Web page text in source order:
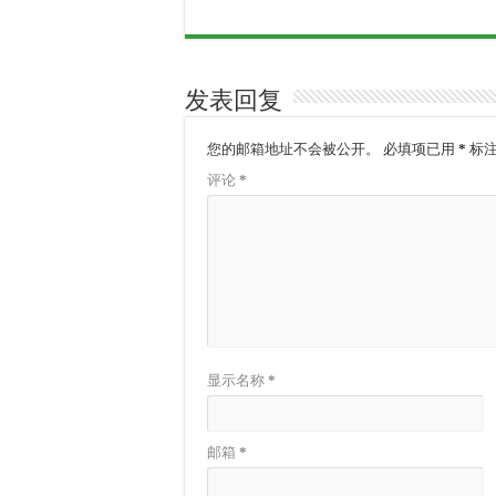
发表回复
您的邮箱地址不会被公开。 必填项已用 * 标
评论 *
显示名称 *
邮箱 *